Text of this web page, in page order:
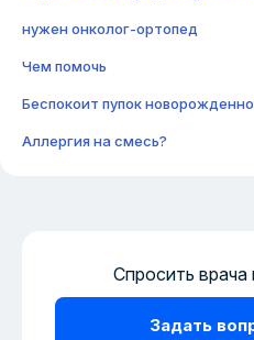
нужен онколог-ортопед
Чем помочь
Беспокоит пупок
Аллергия на смесь?
Спросить
Задать